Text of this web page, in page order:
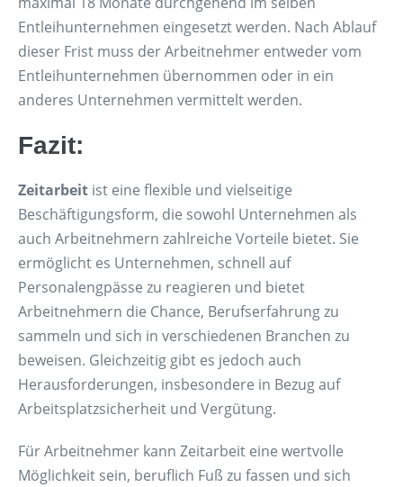
Entleihunternehmen eingesetzt werden. Nach Ablauf
dieser Frist muss der Arbeitnehmer entweder vom
Entleihunternehmen übernommen oder in ein
anderes Unternehmen vermittelt werden.
Fazit:
Zeitarbeit ist eine flexible und vielseitige
Beschäftigungsform, die sowohl Unternehmen als
auch Arbeitnehmern zahlreiche Vorteile bietet. Sie
ermöglicht es Unternehmen, schnell auf
Personalengpässe zu reagieren und bietet
Arbeitnehmern die Chance, Berufserfahrung zu
sammeln und sich in verschiedenen Branchen zu
beweisen. Gleichzeitig gibt es jedoch auch
Herausforderungen, insbesondere in Bezug auf
Arbeitsplatzsicherheit und Vergütung.
Für Arbeitnehmer kann Zeitarbeit eine wertvolle
Möglichkeit sein, beruflich Fuß zu fassen und sich